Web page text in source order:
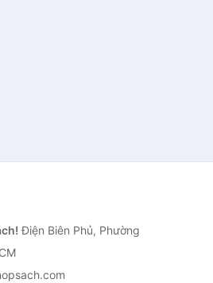
Điện Biên Phủ, Phường